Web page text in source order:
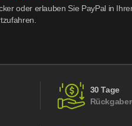
oder erlauben Sie PayPal in
30 Tage